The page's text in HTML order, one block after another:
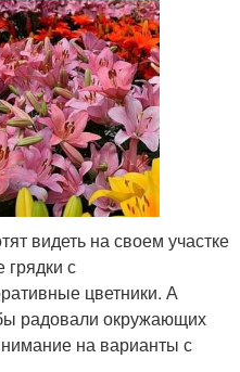
видеть на своем участке
грядки с
цветники. А
радовали окружающих
на варианты с